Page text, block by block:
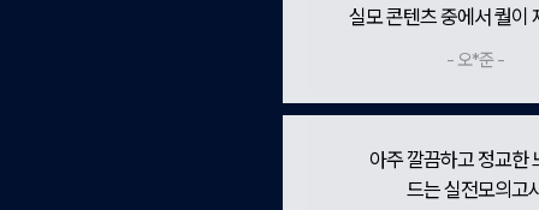
실모 콘텐츠 중에서 퀄이
- 오*준 -
아주 깔끔하고 정교한
드는 실전모의고